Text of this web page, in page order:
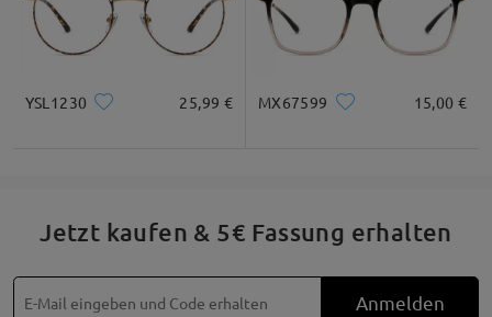
YSL1230 25,99 € MX67599 15,00 €
Jetzt kaufen & 5€ Fassung erhalten
Anmelden